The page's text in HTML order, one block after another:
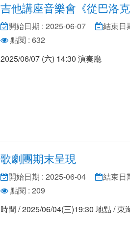
吉他講座音樂會《從巴洛克
開始日期 : 2025-06-07 結束日
點閱 : 632
2025/06/07 (六) 14:30 演奏廳
歌劇團期末呈現
開始日期 : 2025-06-04 結束日
點閱 : 209
時間 / 2025/06/04(三)19:30 地點 / 東